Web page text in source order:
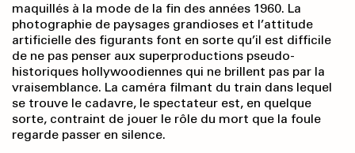
maquillés à la mode de la fin des années 1960. La
photographie de paysages grandioses et l’attitude
artificielle des figurants font en sorte qu’il est difficile
de ne pas penser aux superproductions pseudo-
historiques hollywoodiennes qui ne brillent pas par la
vraisemblance. La caméra filmant du train dans lequel
se trouve le cadavre, le spectateur est, en quelque
sorte, contraint de jouer le rôle du mort que la foule
regarde passer en silence.